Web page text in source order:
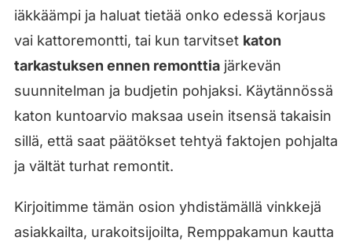
iäkkäämpi ja haluat tietää onko edessä korjaus
vai kattoremontti, tai kun tarvitset katon
tarkastuksen ennen remonttiajärkevän
suunnitelman ja budjetin pohjaksi. Käytännössä
katon kuntoarvio maksaa usein itsensä takaisin
sillä, että saat päätökset tehtyä faktojen pohjalta
ja vältät turhat remontit.
Kirjoitimme tämän osion yhdistämällä vinkkejä
asiakkailta, urakoitsijoilta, Remppakamun kautta